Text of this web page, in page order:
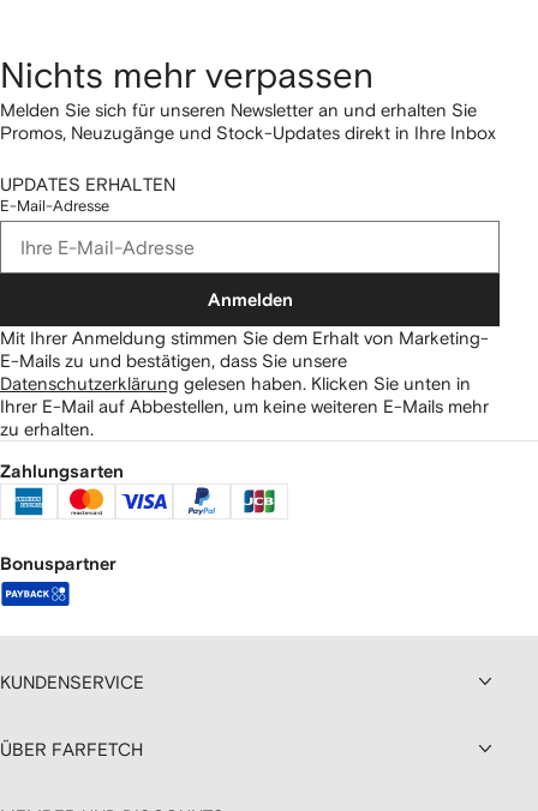
Nichts mehr verpassen
Melden Sie sich für unseren Newsletter an und erhalten Sie
Promos, Neuzugänge und Stock-Updates direkt in Ihre Inbox
UPDATES ERHALTEN
E-Mail-Adresse
Anmelden
Mit Ihrer Anmeldung stimmen Sie dem Erhalt von Marketing-
E-Mails zu und bestätigen, dass Sie unsere
Datenschutzerklärung gelesen haben. Klicken Sie unten in
Ihrer E-Mail auf Abbestellen, um keine weiteren E-Mails mehr
zu erhalten.
Zahlungsarten
Bonuspartner
KUNDENSERVICE
ÜBER FARFETCH